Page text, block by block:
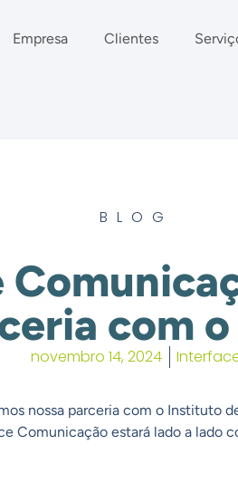
Empresa Clientes
BLOG
com o
novembro 14, 2024
nossa parceria com o Instituto
Comunicação estará lado a lado